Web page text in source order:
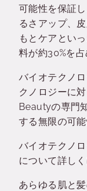
可能性を保証
るさアップ、
もとケアとい
料が約30%を占
バイオテクノ
クノロジーに
Beautyの専門
する無限の可
バイオテクノ
について詳し
あらゆる肌と